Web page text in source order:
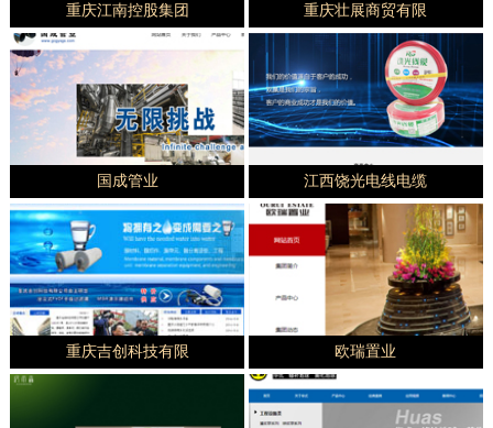
重庆江南控股集团 重庆壮展商贸有限
国成管业 江西饶光电线电缆
重庆吉创科技有限 欧瑞置业